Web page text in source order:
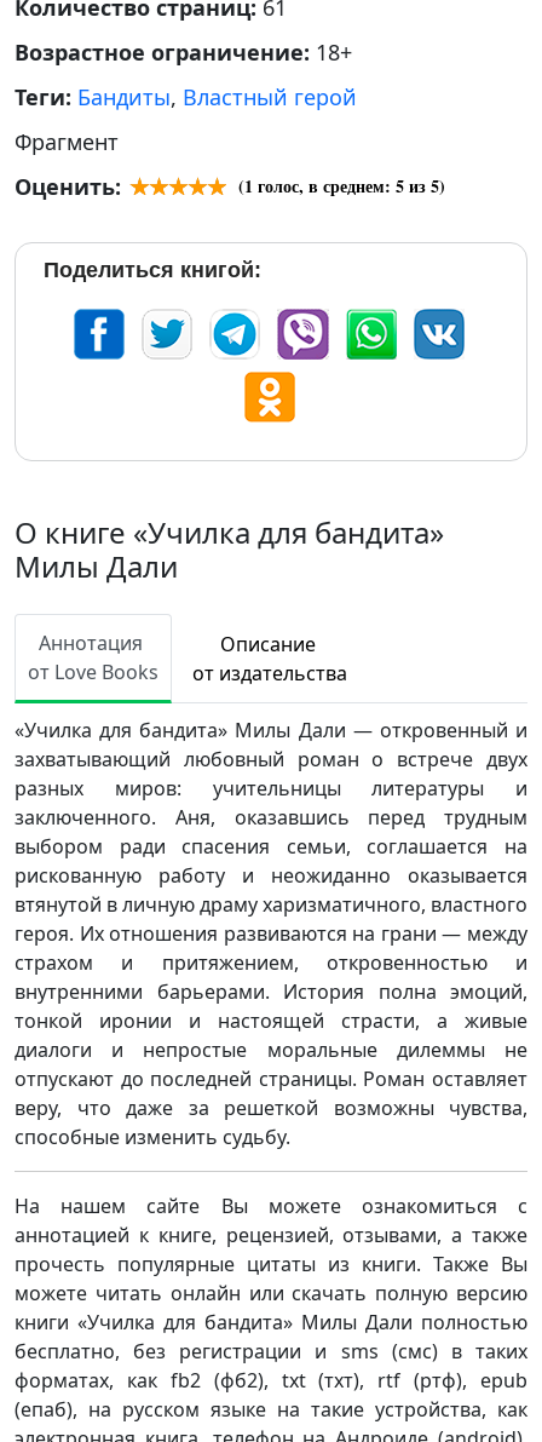
Количество страниц: 61
Возрастное ограничение: 18+
Теги: Бандиты, Властный герой
Фрагмент
Оценить:
(1 голос, в среднем: 5из 5)
Поделиться книгой:
О книге «Училка для бандита»
Милы Дали
Аннотация
от Love Books
Описание
от издательства
«Училка для бандита» Милы Дали — откровенный и
захватывающий любовный роман о встрече двух
разных миров: учительницы литературы и
заключенного. Аня, оказавшись перед трудным
выбором ради спасения семьи, соглашается на
рискованную работу и неожиданно оказывается
втянутой в личную драму харизматичного, властного
героя. Их отношения развиваются на грани — между
страхом и притяжением, откровенностью и
внутренними барьерами. История полна эмоций,
тонкой иронии и настоящей страсти, а живые
диалоги и непростые моральные дилеммы не
отпускают до последней страницы. Роман оставляет
веру, что даже за решеткой возможны чувства,
способные изменить судьбу.
На нашем сайте Вы можете ознакомиться с
аннотацией к книге, рецензией, отзывами, а также
прочесть популярные цитаты из книги. Также Вы
можете читать онлайн или скачать полную версию
книги «Училка для бандита» Милы Дали полностью
бесплатно, без регистрации и sms (смс) в таких
форматах, как fb2 (фб2), txt (тхт), rtf (ртф), epub
(епаб), на русском языке на такие устройства, как